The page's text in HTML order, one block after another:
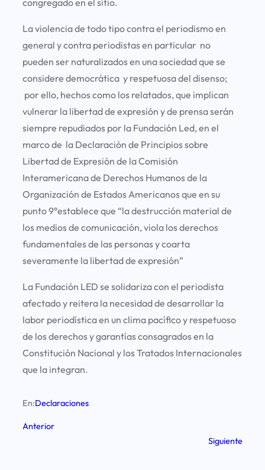
congregado en el sitio.
La violencia de todo tipo contra el periodismo en
general y contra periodistas en particular no
pueden ser naturalizados en una sociedad que se
considere democrática y respetuosa del disenso;
por ello, hechos como los relatados, que implican
vulnerar la libertad de expresión y de prensa serán
siempre repudiados por la Fundación Led, en el
marco de la Declaración de Principios sobre
Libertad de Expresión de la Comisión
Interamericana de Derechos Humanos de la
Organización de Estados Americanos que en su
punto 9°establece que “la destrucción material de
los medios de comunicación, viola los derechos
fundamentales de las personas y coarta
severamente la libertad de expresión”
La Fundación LED se solidariza con el periodista
afectado y reitera la necesidad de desarrollar la
labor periodística en un clima pacífico y respetuoso
de los derechos y garantías consagrados en la
Constitución Nacional y los Tratados Internacionales
que la integran.
En:Declaraciones
Anterior
Siguiente